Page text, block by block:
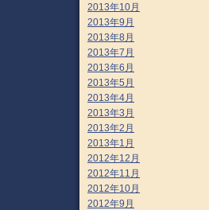
2013年10月
2013年9月
2013年8月
2013年7月
2013年6月
2013年5月
2013年4月
2013年3月
2013年2月
2013年1月
2012年12月
2012年11月
2012年10月
2012年9月